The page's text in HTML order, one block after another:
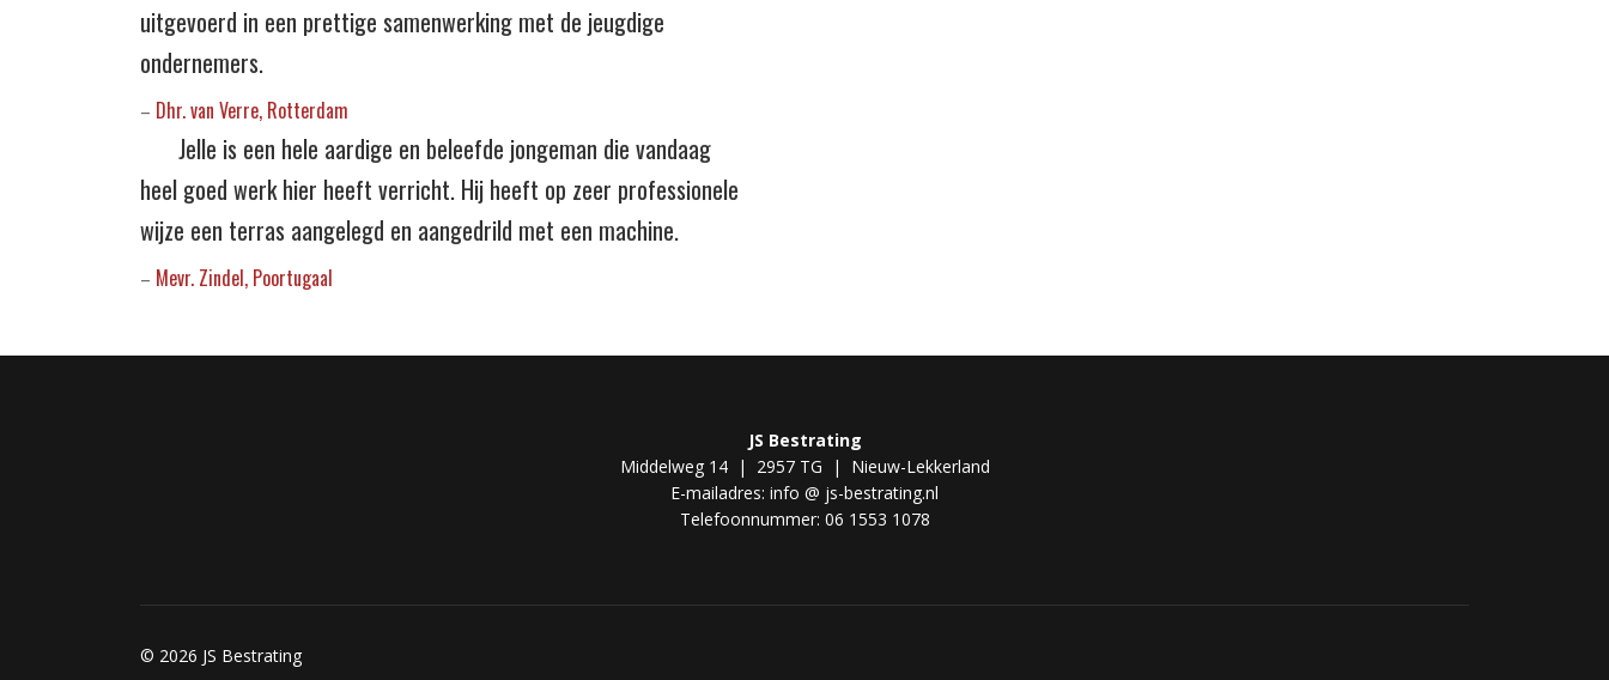
uitgevoerd in een prettige samenwerking met de jeugdige
ondernemers.
– Dhr. van Verre, Rotterdam
Jelle is een hele aardige en beleefde jongeman die vandaag
heel goed werk hier heeft verricht. Hij heeft op zeer professionele
wijze een terras aangelegd en aangedrild met een machine.
– Mevr. Zindel, Poortugaal
JS Bestrating
Middelweg 14 | 2957 TG | Nieuw-Lekkerland
E-mailadres: info @ js-bestrating.nl
Telefoonnummer: 06 1553 1078
© 2026 JS Bestrating